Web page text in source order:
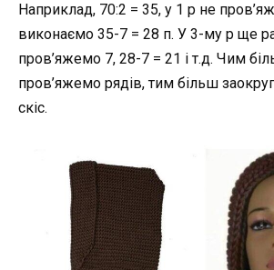
Наприклад, 70:2 = 35, у 1 р не
виконаємо 35-7 = 28 п. У 3-му р ще
пров’яжемо 7, 28-7 = 21 і т.д. Чим
пров’яжемо рядів, тим більш
скіс.